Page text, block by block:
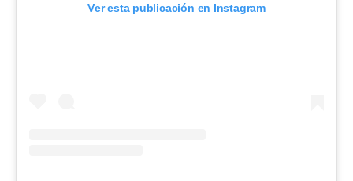
Ver esta publicación en Instagram